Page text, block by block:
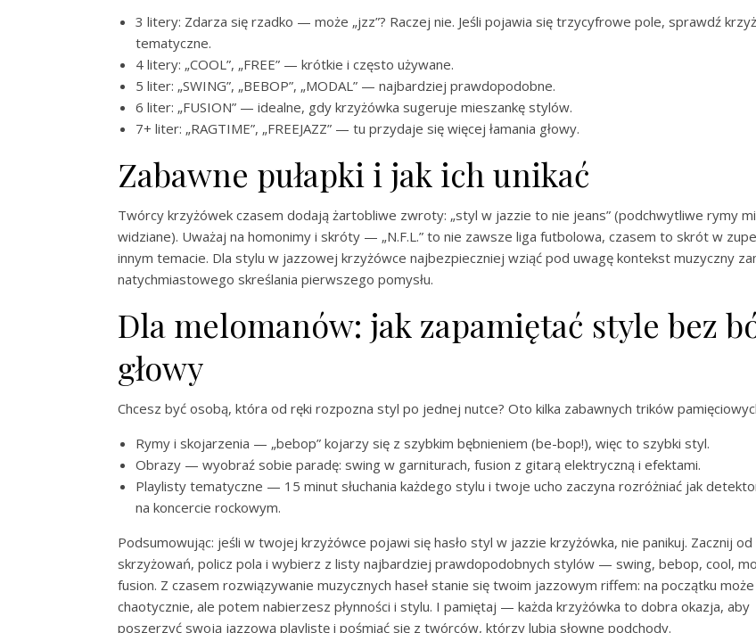
3 litery: Zdarza się rzadko — może „jzz”? Raczej nie. Jeśli pojawia się trzycyfrowe pole, sprawdź
tematyczne.
4 litery: „COOL”, „FREE” — krótkie i często używane.
5 liter: „SWING”, „BEBOP”, „MODAL” — najbardziej prawdopodobne.
6 liter: „FUSION” — idealne, gdy krzyżówka sugeruje mieszankę stylów.
7+ liter: „RAGTIME”, „FREEJAZZ” — tu przydaje się więcej łamania głowy.
Zabawne pułapki i jak ich unikać
Twórcy krzyżówek czasem dodają żartobliwe zwroty: „styl w jazzie to nie jeans” (podchwytliwe rymy
widziane). Uważaj na homonimy i skróty — „N.F.L.” to nie zawsze liga futbolowa, czasem to skrót w
innym temacie. Dla stylu w jazzowej krzyżówce najbezpieczniej wziąć pod uwagę kontekst muzyczny
natychmiastowego skreślania pierwszego pomysłu.
Dla melomanów: jak zapamiętać style bez
głowy
Chcesz być osobą, która od ręki rozpozna styl po jednej nutce? Oto kilka zabawnych trików
Rymy i skojarzenia — „bebop” kojarzy się z szybkim bębnieniem (be-bop!), więc to szybki styl.
Obrazy — wyobraź sobie paradę: swing w garniturach, fusion z gitarą elektryczną i efektami.
Playlisty tematyczne — 15 minut słuchania każdego stylu i twoje ucho zaczyna rozróżniać jak
na koncercie rockowym.
Podsumowując: jeśli w twojej krzyżówce pojawi się hasło styl w jazzie krzyżówka, nie panikuj. Zacznij
skrzyżowań, policz pola i wybierz z listy najbardziej prawdopodobnych stylów — swing, bebop, cool,
fusion. Z czasem rozwiązywanie muzycznych haseł stanie się twoim jazzowym riffem: na początku
chaotycznie, ale potem nabierzesz płynności i stylu. I pamiętaj — każda krzyżówka to dobra okazja, aby
poszerzyć swoją jazzową playlistę i pośmiać się z twórców, którzy lubią słowne podchody.